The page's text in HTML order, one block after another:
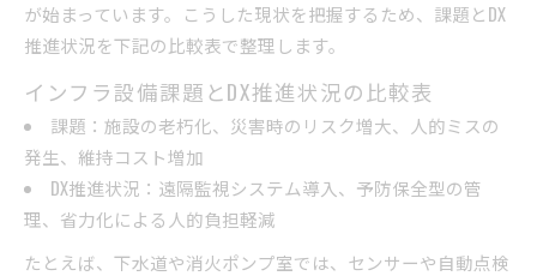
が始まっています。こうした現状を把握するため、課題とDX
推進状況を下記の比較表で整理します。
インフラ設備課題とDX推進状況の比較表
課題：施設の老朽化、災害時のリスク増大、人的ミスの
発生、維持コスト増加
DX推進状況：遠隔監視システム導入、予防保全型の管
理、省力化による人的負担軽減
たとえば、下水道や消火ポンプ室では、センサーや自動点検